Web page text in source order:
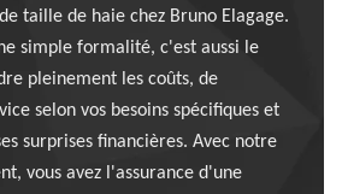
taille de haie chez Bruno Elagage.
simple formalité, c'est aussi le
pleinement les coûts, de
selon vos besoins spécifiques et
surprises financières. Avec notre
vous avez l'assurance d'une